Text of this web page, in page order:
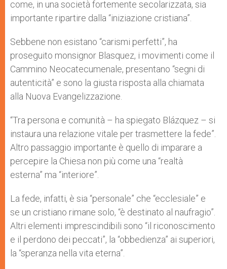
come, in una società fortemente secolarizzata, sia
importante ripartire dalla “iniziazione cristiana”.
Sebbene non esistano “carismi perfetti”, ha
proseguito monsignor Blasquez, i movimenti come il
Cammino Neocatecumenale, presentano “segni di
autenticità” e sono la giusta risposta alla chiamata
alla Nuova Evangelizzazione.
“Tra persona e comunità – ha spiegato Blázquez – si
instaura una relazione vitale per trasmettere la fede”.
Altro passaggio importante è quello di imparare a
percepire la Chiesa non più come una “realtà
esterna” ma “interiore”.
La fede, infatti, è sia “personale” che “ecclesiale” e
se un cristiano rimane solo, “è destinato al naufragio”.
Altri elementi imprescindibili sono “il riconoscimento
e il perdono dei peccati”, la “obbedienza” ai superiori,
la “speranza nella vita eterna”.